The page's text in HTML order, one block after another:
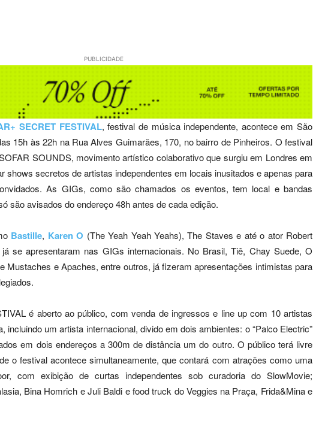
PUBLICIDADE
SECRET FESTIVAL, festival de música independente, acontece em São
15h às 22h na Rua Alves Guimarães, 170, no bairro de Pinheiros. O festival
SOUNDS, movimento artístico colaborativo que surgiu em Londres em
shows secretos de artistas independentes em locais inusitados e apenas para
As GIGs, como são chamados os eventos, tem local e bandas
são avisados do endereço 48h antes de cada edição.
Bastille, Karen O (The Yeah Yeah Yeahs), The Staves e até o ator Robert
se apresentaram nas GIGs internacionais. No Brasil, Tiê, Chay Suede, O
Mustaches e Apaches, entre outros, já fizeram apresentações intimistas para
é aberto ao público, com venda de ingressos e line up com 10 artistas
incluindo um artista internacional, divido em dois ambientes: o “Palco Electric”
em dois endereços a 300m de distância um do outro. O público terá livre
o festival acontece simultaneamente, que contará com atrações como uma
com exibição de curtas independentes sob curadoria do SlowMovie;
Bina Homrich e Juli Baldi e food truck do Veggies na Praça, Frida&Mina e